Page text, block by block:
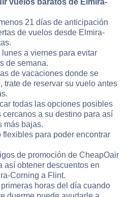
vuelos baratos de Elmira-
21 días de anticipación
de vuelos desde Elmira-
a viernes para evitar
de semana.
de vacaciones donde se
trate de reservar su vuelo antes
todas las opciones posibles
a su destino para así
más bajas.
para poder encontrar
de promoción de CheapOair
así obtener descuentos en
Corning a Flint.
horas del día cuando